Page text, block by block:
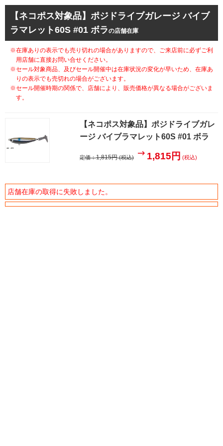
【ネコポス対象品】ポジドライブガレージ バイブ
ラマレット60S #01 ボラの店舗在庫
※在庫ありの表示でも売り切れの場合がありますので、ご来店前に必ずご利
用店舗に直接お問い合せください。
※セール対象商品、及びセール開催中は在庫状況の変化が早いため、在庫あ
りの表示でも売切れの場合がございます。
※セール開催時期の関係で、店舗により、販売価格が異なる場合がございま
す。
【ネコポス対象品】ポジドライブガレ
ージ バイブラマレット60S #01 ボラ
定価：1,815円(税込) 1,815円 (税込)
店舗在庫の取得に失敗しました。